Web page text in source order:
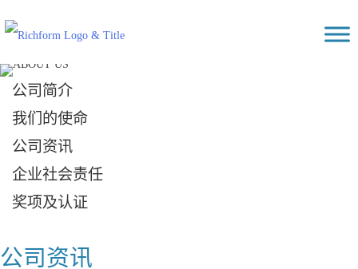
to
content
公司简介
我们的使命
公司资讯
企业社会责任
奖项及认证
公司资讯